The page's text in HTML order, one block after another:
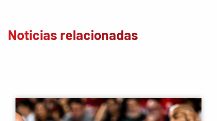
Noticias relacionadas